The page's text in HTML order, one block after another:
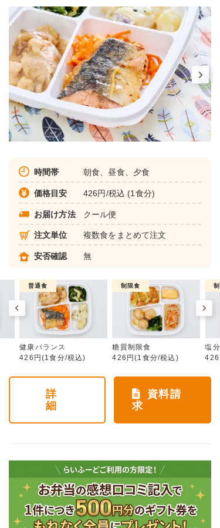
時間帯 朝食、昼食、夕食
価格目安 426円/税込 (1食分)
お届け方法 クール便
注文単位 複数食をまとめて注文
安否確認 無
普通食
健康バランス
426円(1食分/税込)
制限食
糖質制限食
426円(1食分/税込)
塩
詳
細
資料請
求